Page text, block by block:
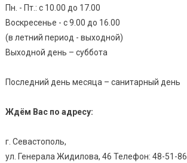
Пн. - Пт.: с 10.00 до 17.00
Воскресенье - с 9.00 до 16.00
(в летний период - выходной)
Выходной день – суббота
Последний день месяца – санитарный день
Ждём Вас по адресу:
г. Севастополь,
ул. Генерала Жидилова, 46 Телефон: 48-51-86